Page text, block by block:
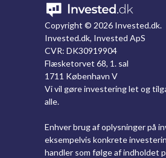
Copyright © 2026 Invested.dk.
Invested.dk, Invested ApS
CVR: DK30919904
Flæsketorvet 68, 1. sal
1711 København V
Vi vil gøre investering let og
alle.
Enhver brug af oplysninger på
eksempelvis konkrete
handler som følge af indholdet